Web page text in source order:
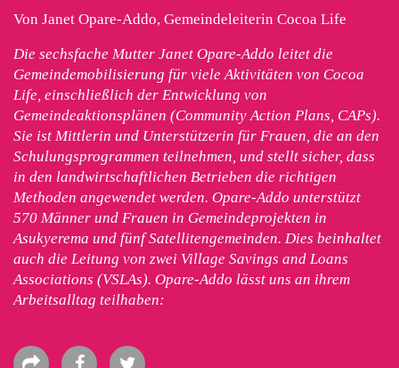
Von Janet Opare-Addo, Gemeindeleiterin Cocoa Life
Die sechsfache Mutter Janet Opare-Addo leitet die
Gemeindemobilisierung für viele Aktivitäten von Cocoa
Life, einschließlich der Entwicklung von
Gemeindeaktionsplänen (Community Action Plans, CAPs).
Sie ist Mittlerin und Unterstützerin für Frauen, die an den
Schulungsprogrammen teilnehmen, und stellt sicher, dass
in den landwirtschaftlichen Betrieben die richtigen
Methoden angewendet werden. Opare-Addo unterstützt
570 Männer und Frauen in Gemeindeprojekten in
Asukyerema und fünf Satellitengemeinden. Dies beinhaltet
auch die Leitung von zwei Village Savings and Loans
Associations (VSLAs). Opare-Addo lässt uns an ihrem
Arbeitsalltag teilhaben: